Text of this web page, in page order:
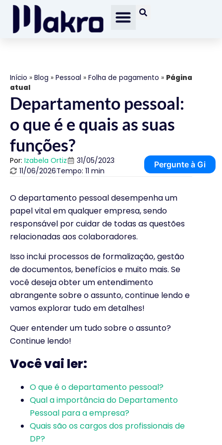
Início » Blog » Pessoal » Folha de pagamento » Página
atual
Departamento pessoal:
o que é e quais as suas
funções?
Por: Izabela Ortiz
31/05/2023
11/06/2026Tempo: 11 min
Pergunte à Gi
O departamento pessoal desempenha um
papel vital em qualquer empresa, sendo
responsável por cuidar de todas as questões
relacionadas aos colaboradores.
Isso inclui processos de formalização, gestão
de documentos, benefícios e muito mais. Se
você deseja obter um entendimento
abrangente sobre o assunto, continue lendo e
vamos explorar tudo em detalhes!
Quer entender um tudo sobre o assunto?
Continue lendo!
Você vai ler:
O que é o departamento pessoal?
Qual a importância do Departamento
Pessoal para a empresa?
Quais são os cargos dos profissionais de
DP?